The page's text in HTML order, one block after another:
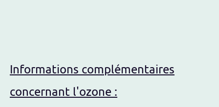
Informations complémentaires
concernant l'ozone :